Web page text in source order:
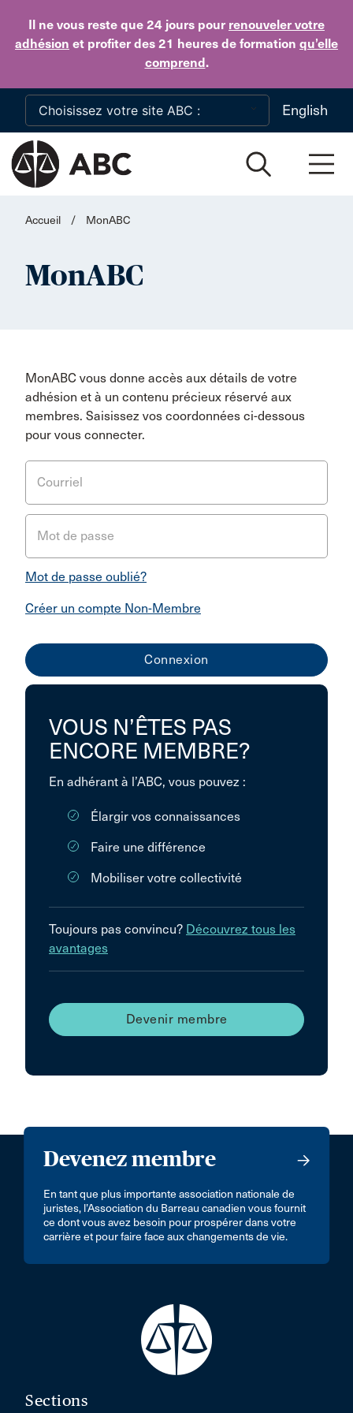
Il ne vous reste que 24 jours pour renouveler votre
adhésion et profiter des 21 heures de formation qu’elle
comprend.
Skip to main content
English
Accueil / MonABC
MonABC
MonABC vous donne accès aux détails de votre
adhésion et à un contenu précieux réservé aux
membres. Saisissez vos coordonnées ci-dessous
pour vous connecter.
Courriel
Mot de passe
Mot de passe oublié?
Créer un compte Non-Membre
VOUS N’ÊTES PAS
ENCORE MEMBRE?
En adhérant à l’ABC, vous pouvez :
Élargir vos connaissances
Faire une différence
Mobiliser votre collectivité
Toujours pas convincu? Découvrez tous les
avantages
Devenir membre
Devenez membre
En tant que plus importante association nationale de
juristes, l’Association du Barreau canadien vous fournit
ce dont vous avez besoin pour prospérer dans votre
carrière et pour faire face aux changements de vie.
Sections